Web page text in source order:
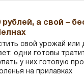
а свой –
свой урожай или
одни готовы
у них готовую
на прилавках